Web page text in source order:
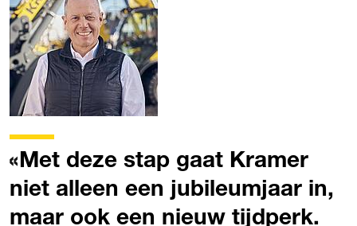
Met deze stap gaat Kramer
niet alleen een jubileumjaar in,
maar ook een nieuw tijdperk.